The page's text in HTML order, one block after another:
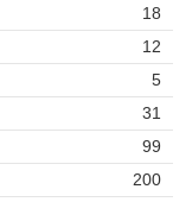
18
12
5
31
99
200